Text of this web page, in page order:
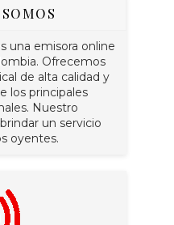
una emisora online
Ofrecemos
de alta calidad y
los principales
Nuestro
un servicio
oyentes.